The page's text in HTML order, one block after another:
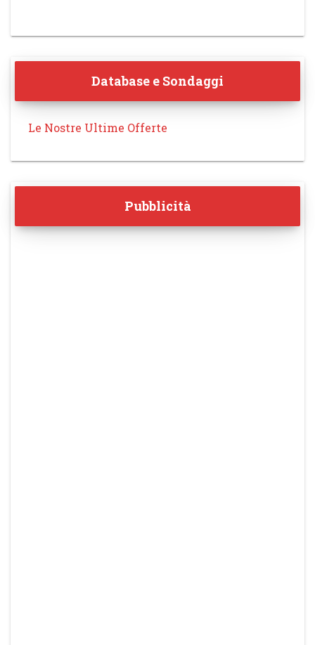
Database e Sondaggi
Le Nostre Ultime Offerte
Pubblicità